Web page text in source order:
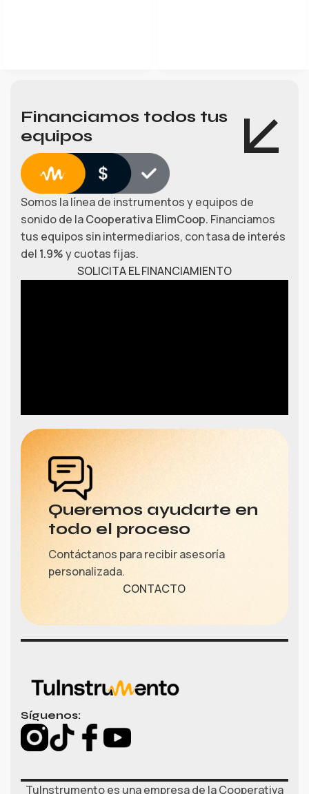
Financiamos todos tus
equipos
Somos la línea de instrumentos y equipos de
sonido de laCooperativa ElimCoop. Financiamos
tus equipos sin intermediarios, con tasa de interés
del 1.9%y cuotas fijas.
SOLICITA EL FINANCIAMIENTO
Queremos ayudarte en
todo el proceso
Contáctanos para recibir asesoría
personalizada.
CONTACTO
Síguenos:
TuInstrumento es una empresa de la Cooperativa